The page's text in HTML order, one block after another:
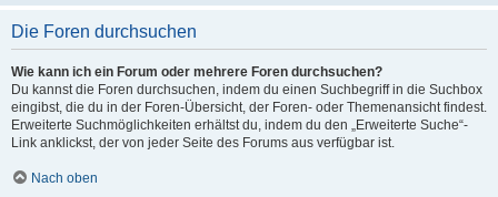
Die Foren durchsuchen
Wie kann ich ein Forum oder mehrere Foren durchsuchen?
Du kannst die Foren durchsuchen, indem du einen Suchbegriff in die Suchbox
eingibst, die du in der Foren-Übersicht, der Foren- oder Themenansicht findest.
Erweiterte Suchmöglichkeiten erhältst du, indem du den „Erweiterte Suche“-
Link anklickst, der von jeder Seite des Forums aus verfügbar ist.
Nach oben